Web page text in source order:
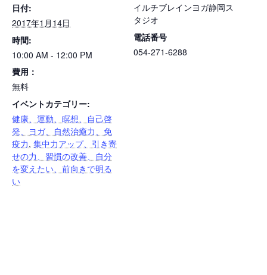
日付:
2017年1月14日
時間:
10:00 AM - 12:00 PM
費用：
無料
イベントカテゴリー:
健康、運動、瞑想、自己啓
発、ヨガ、自然治癒力、免
疫力, 集中力アップ、引き寄
せの力、習慣の改善、自分
を変えたい、前向きで明る
い
イルチブレインヨガ静岡ス
タジオ
電話番号
054-271-6288